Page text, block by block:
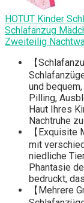
HOTUT Kinder
Schlafanzug
Zweiteilig
【
und
Pilling,
Haut Ihres
Nachtruhe
【Exquisite
mit
niedliche
Phantasie
bedruckt,
【Mehrere